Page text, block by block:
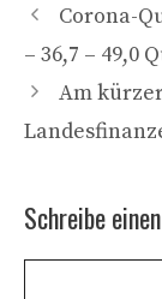
Corona-
– 36,7 – 49,0
Am
Schreibe